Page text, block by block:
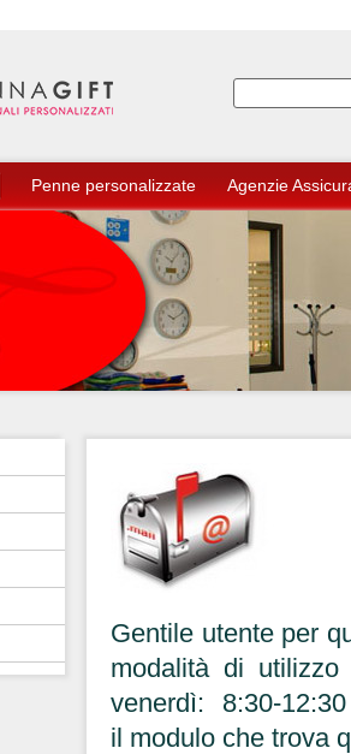
Penne personalizzate Agenzie
Gentile utente per
modalità di
venerdì: 8:30-
il modulo che trova